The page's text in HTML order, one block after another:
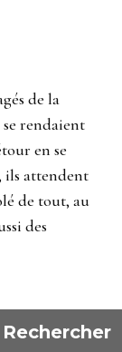
de la
rendaient
en se
ils attendent
de tout, au
des
Rechercher